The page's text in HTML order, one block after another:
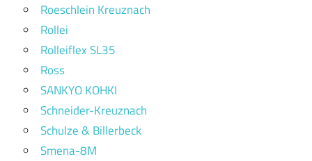
Roeschlein Kreuznach
Rollei
Rolleiflex SL35
Ross
SANKYO KOHKI
Schneider-Kreuznach
Schulze & Billerbeck
Smena-8M